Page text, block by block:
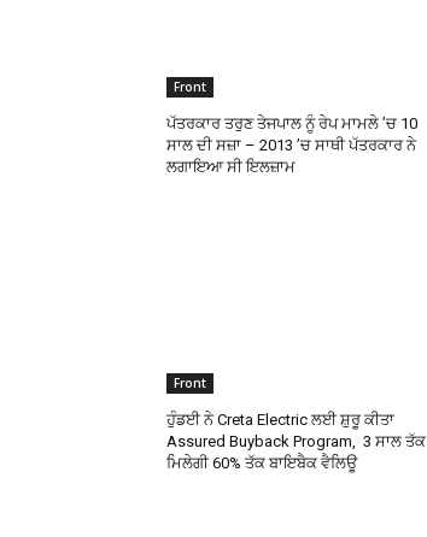
Front
ਪੱਤਰਕਾਰ ਤਰੁਣ ਤੇਜਪਾਲ ਨੂੰ ਰੇਪ ਮਾਮਲੇ ’ਚ 10
ਸਾਲ ਦੀ ਸਜ਼ਾ – 2013 ’ਚ ਸਾਥੀ ਪੱਤਰਕਾਰ ਨੇ
ਲਗਾਇਆ ਸੀ ਇਲਜ਼ਾਮ
Front
ਹੁੰਡਈ ਨੇ Creta Electric ਲਈ ਸ਼ੁਰੂ ਕੀਤਾ
Assured Buyback Program, 3 ਸਾਲ ਤੱਕ
ਮਿਲੇਗੀ 60% ਤੱਕ ਬਾਇਬੈਕ ਵੈਲਿਊ